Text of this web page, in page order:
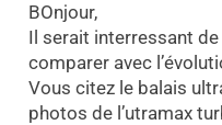
BOnjour,
Il serait interressant
comparer avec
Vous citez le balais
photos de l’utramax